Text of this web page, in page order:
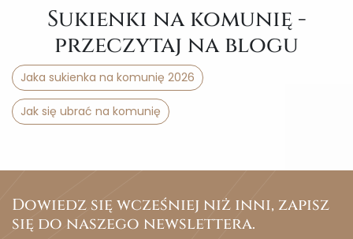
Sukienki na komunię -
przeczytaj na blogu
Jaka sukienka na komunię 2026
Jak się ubrać na komunię
Dowiedz się wcześniej niż inni, zapisz
się do naszego newslettera.